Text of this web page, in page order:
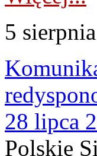
5
28 lipca
Polskie